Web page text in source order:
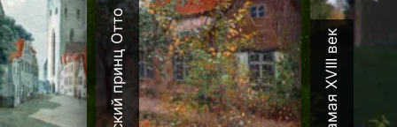
Датский принц Отто Каламая XVIII век